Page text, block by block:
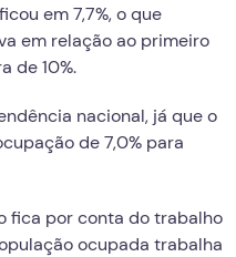
em 7,7%, o que
em relação ao primeiro
de 10%.
nacional, já que o
de 7,0% para
fica por conta do trabalho
ocupada trabalha